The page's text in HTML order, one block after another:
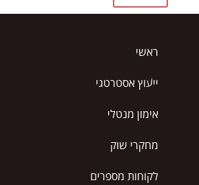
ראשי
ייעוץ אסטרטגי
אימון מנטלי
מחקרי שוק
לקוחות מספרים